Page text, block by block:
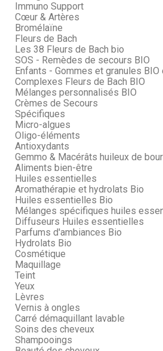
Immuno Support
Cœur & Artères
Bromélaïne
Fleurs de Bach
Les 38 Fleurs de Bach bio
SOS - Remèdes de secours BIO
Enfants - Gommes et granules
Complexes Fleurs de Bach BIO
Mélanges personnalisés BIO
Crèmes de Secours
Spécifiques
Micro-algues
Oligo-éléments
Antioxydants
Gemmo & Macérâts huileux de
Aliments bien-être
Huiles essentielles
Aromathérapie et hydrolats Bio
Huiles essentielles Bio
Mélanges spécifiques huiles
Diffuseurs Huiles essentielles
Parfums d'ambiances Bio
Hydrolats Bio
Cosmétique
Maquillage
Teint
Yeux
Lèvres
Vernis à ongles
Carré démaquillant lavable
Soins des cheveux
Shampooings